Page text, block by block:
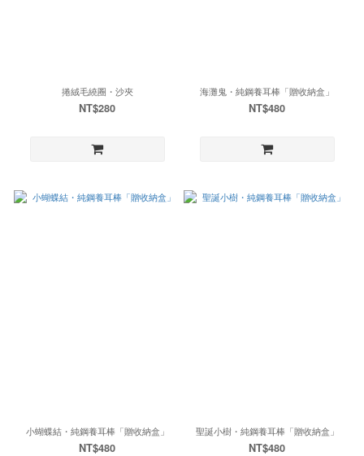
捲絨毛繞圈・沙夾
NT$280
海灘鬼・純鋼養耳棒「贈收納盒」
NT$480
小蝴蝶結・純鋼養耳棒「贈收納盒」
NT$480
聖誕小樹・純鋼養耳棒「贈收納盒」
NT$480